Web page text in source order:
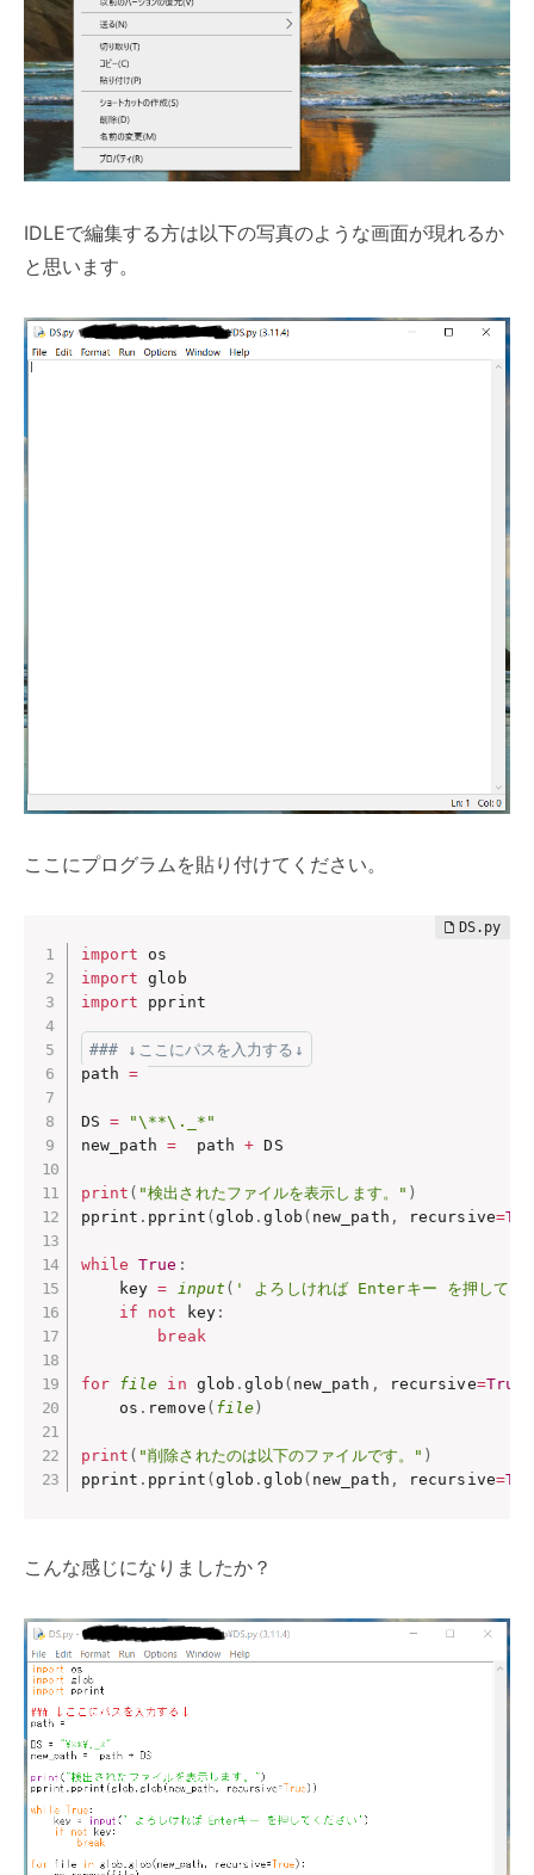
IDLEで編集する方は以下の写真のような画面が現れるか
と思います。
ここにプログラムを貼り付けてください。
import
import
import pprint
### ↓ここにパスを入力する↓
path =
DS =
"\**\._*"
new_path =
  path
+ DS
print ( "検出されたファイルを表示します。" )
pprint . pprint ( glob .glob ( new_path , recursive=
while True :
    key
= input ( ' よろしければ Enterキー を押してく
if
not key:
break
for file in glob .glob ( new_path , recursive=True
    os
. remove ( file )
print ( "削除されたのは以下のファイルです。" )
pprint . pprint ( glob .glob ( new_path , recursive=
こんな感じになりましたか？